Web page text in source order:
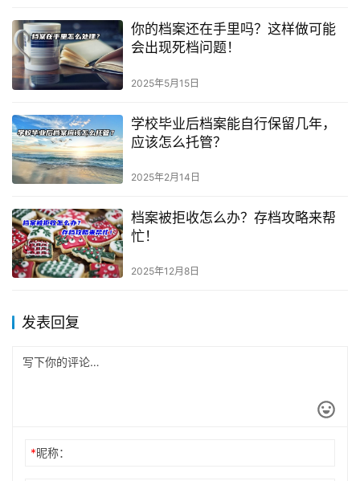
你的档案还在手里吗？这样做可能
会出现死档问题！
2025年5月15日
学校毕业后档案能自行保留几年，
应该怎么托管？
2025年2月14日
档案被拒收怎么办？存档攻略来帮
忙！
2025年12月8日
发表回复
*昵称：